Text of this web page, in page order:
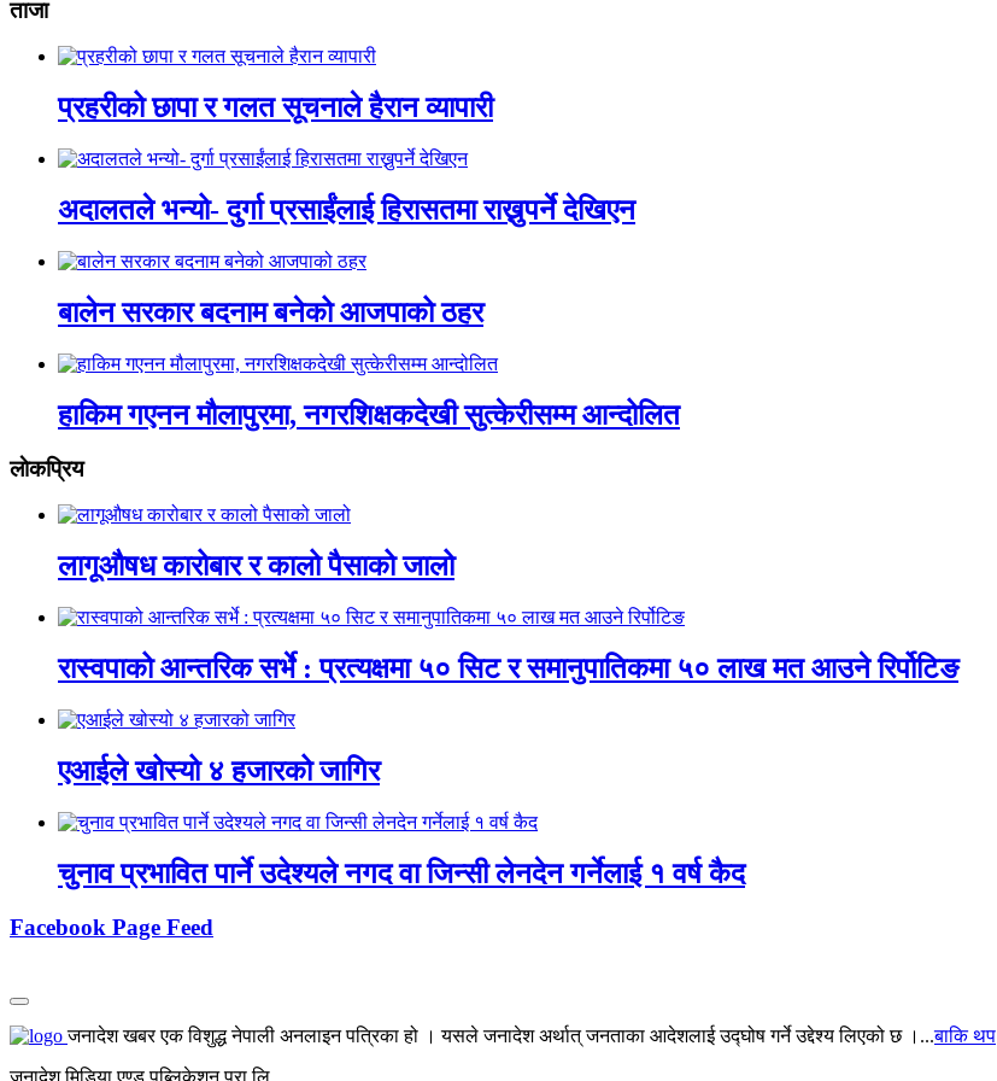
ताजा
प्रहरीको छापा र गलत सूचनाले हैरान व्यापारी
अदालतले भन्यो- दुर्गा प्रसाईंलाई हिरासतमा राख्नुपर्ने देखिएन
बालेन सरकार बदनाम बनेको आजपाको ठहर
हाकिम गएनन मौलापुरमा, नगरशिक्षकदेखी सुत्केरीसम्म आन्दोलित
लाेकप्रिय
लागूऔषध कारोबार र कालो पैसाको जालो
रास्वपाको आन्तरिक सर्भे : प्रत्यक्षमा ५० सिट र समानुपातिकमा ५० लाख मत आउने रिर्पोटिङ
एआईले खोस्यो ४ हजारको जागिर
चुनाव प्रभावित पार्ने उदेश्यले नगद वा जिन्सी लेनदेन गर्नेलाई १ वर्ष कैद
Facebook Page Feed
जनादेश खबर एक विशुद्ध नेपाली अनलाइन पत्रिका हो । यसले जनादेश अर्थात् जनताका आदेशलाई उद्घोष गर्ने उद्देश्य लिएको छ ।...बाकि थप